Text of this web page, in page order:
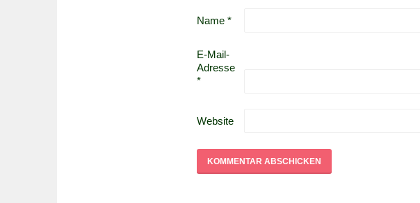
Name *
E-Mail-
Adresse
*
Website